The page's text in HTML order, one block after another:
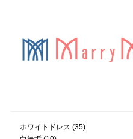
ホワイトドレス (35)